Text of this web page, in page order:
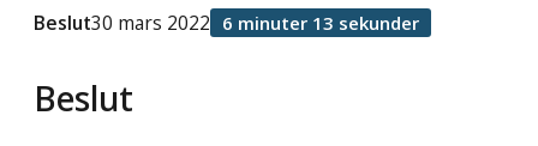
Beslut
Beslut30 mars 2022 6 minuter 13 sekunder